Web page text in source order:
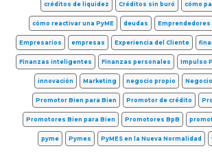
créditos de liquidez Créditos sin buró cómo
cómo reactivar una PyME deudas Emprendedores
Empresarios empresas Experiencia del Cliente
Finanzas inteligentes Finanzas personales Impulso
innovación Marketing negocio propio
Promotor Bien para Bien Promotor de crédito
Promotores Bien para Bien Promotores BpB
pyme Pymes PyMES en la Nueva Normalidad